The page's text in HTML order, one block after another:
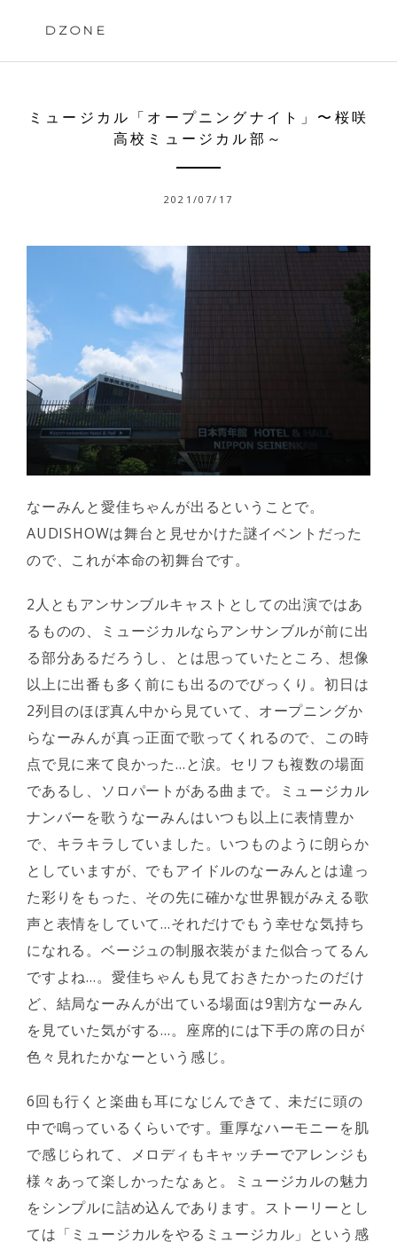
DZONE
ミュージカル「オープニングナイト」〜桜咲
高校ミュージカル部～
2021/07/17
なーみんと愛佳ちゃんが出るということで。
AUDISHOWは舞台と見せかけた謎イベントだった
ので、これが本命の初舞台です。
2人ともアンサンブルキャストとしての出演ではあ
るものの、ミュージカルならアンサンブルが前に出
る部分あるだろうし、とは思っていたところ、想像
以上に出番も多く前にも出るのでびっくり。初日は
2列目のほぼ真ん中から見ていて、オープニングか
らなーみんが真っ正面で歌ってくれるので、この時
点で見に来て良かった…と涙。セリフも複数の場面
であるし、ソロパートがある曲まで。ミュージカル
ナンバーを歌うなーみんはいつも以上に表情豊か
で、キラキラしていました。いつものように朗らか
としていますが、でもアイドルのなーみんとは違っ
た彩りをもった、その先に確かな世界観がみえる歌
声と表情をしていて…それだけでもう幸せな気持ち
になれる。ベージュの制服衣装がまた似合ってるん
ですよね…。愛佳ちゃんも見ておきたかったのだけ
ど、結局なーみんが出ている場面は9割方なーみん
を見ていた気がする…。座席的には下手の席の日が
色々見れたかなーという感じ。
6回も行くと楽曲も耳になじんできて、未だに頭の
中で鳴っているくらいです。重厚なハーモニーを肌
で感じられて、メロディもキャッチーでアレンジも
様々あって楽しかったなぁと。ミュージカルの魅力
をシンプルに詰め込んであります。ストーリーとし
ては「ミュージカルをやるミュージカル」という感